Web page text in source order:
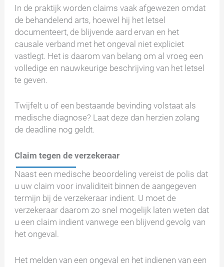
In de praktijk worden claims vaak afgewezen omdat
de behandelend arts, hoewel hij het letsel
documenteert, de blijvende aard ervan en het
causale verband met het ongeval niet expliciet
vastlegt. Het is daarom van belang om al vroeg een
volledige en nauwkeurige beschrijving van het letsel
te geven.
Twijfelt u of een bestaande bevinding volstaat als
medische diagnose? Laat deze dan herzien zolang
de deadline nog geldt.
Claim tegen de verzekeraar
Naast een medische beoordeling vereist de polis dat
u uw claim voor invaliditeit binnen de aangegeven
termijn bij de verzekeraar indient. U moet de
verzekeraar daarom zo snel mogelijk laten weten dat
u een claim indient vanwege een blijvend gevolg van
het ongeval.
Het melden van een ongeval en het indienen van een